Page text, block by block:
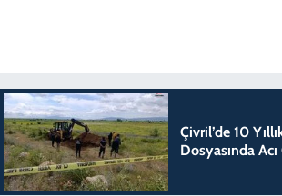
Çivril’de 10
Dosyasında